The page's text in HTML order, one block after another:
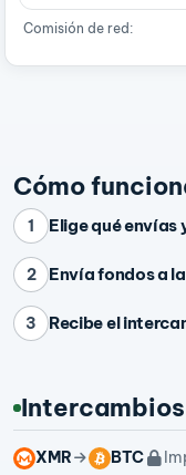
Comisión de red:
Cómo
1 Elige qué envías
2 Envía fondos a
3 Recibe el
XMR BTC